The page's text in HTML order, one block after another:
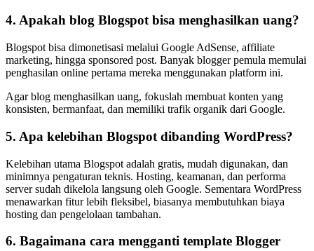
4. Apakah blog Blogspot bisa menghasilkan uang?
Blogspot bisa dimonetisasi melalui Google AdSense, affiliate
marketing, hingga sponsored post. Banyak blogger pemula memulai
penghasilan online pertama mereka menggunakan platform ini.
Agar blog menghasilkan uang, fokuslah membuat konten yang
konsisten, bermanfaat, dan memiliki trafik organik dari Google.
5. Apa kelebihan Blogspot dibanding WordPress?
Kelebihan utama Blogspot adalah gratis, mudah digunakan, dan
minimnya pengaturan teknis. Hosting, keamanan, dan performa
server sudah dikelola langsung oleh Google. Sementara WordPress
menawarkan fitur lebih fleksibel, biasanya membutuhkan biaya
hosting dan pengelolaan tambahan.
6. Bagaimana cara mengganti template Blogger